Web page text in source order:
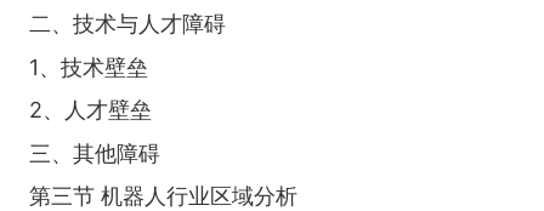
二、技术与人才障碍
1、技术壁垒
2、人才壁垒
三、其他障碍
第三节 机器人行业区域分析